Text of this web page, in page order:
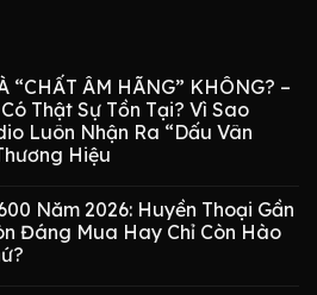
“CHẤT ÂM HÃNG” KHÔNG? –
Thật Sự Tồn Tại? Vì Sao
Luôn Nhận Ra “Dấu Vân
Hiệu
Năm 2026: Huyền Thoại Gần
Đáng Mua Hay Chỉ Còn Hào